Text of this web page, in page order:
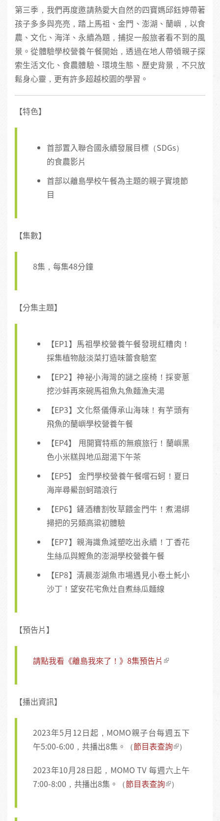
第三季，我們再度邀請熱愛大自然的四寶媽邱鈺婷帶著
孩子多多與亮亮，踏上馬祖、金門、澎湖、蘭嶼，以食
農、文化、海洋、永續為題，捕捉一般旅者看不到的風
景。從體驗學校營養午餐開始，透過在地人帶領親子探
索生活文化、食農體驗、環境生態、歷史背景，不只放
鬆身心靈，更有許多超越校園的學習。
【特色】
首部置入聯合國永續發展目標（SDGs）
的食農影片
首部以離島學校午餐為主題的親子實境節
目
【集數】
8集，每集48分鐘
【分集主題】
【EP1】馬祖學校營養午餐發現紅糟肉！
採集植物敲淡菜打造味蕾食驗室
【EP2】神祕小海灣的謎之座椅！採麥蔥
挖沙蚌再來碗馬祖魚丸魚麵漁夫湯
【EP3】文化祭儀傳承山海味！有芋頭有
飛魚的蘭嶼學校營養午餐
【EP4】 甩開寶特瓶的無痕旅行！蘭嶼黑
色小米糕與地瓜甜湯下午茶
【EP5】 金門學校營養午餐嚐石蚵！夏日
海岸尋鱟剖蚵踏浪行
【EP6】鏟酒糟割牧草餵金門牛！煮湯綁
掃把的另類高粱初體驗
【EP7】親海識魚減塑吃出永續！丁香花
生絲瓜與鰹魚的澎湖學校營養午餐
【EP8】清晨澎湖魚市場遇見小卷土魠小
沙丁！望安花宅魚灶自煮絲瓜麵線
【預告片】
請點我看《離島我來了！》8集預告片
【播出資訊】
2023年5月12日起，MOMO親子台每週五下
午5:00-6:00，共播出8集。（節目表查詢
）
2023年10月28日起，MOMO TV 每週六上午
7:00-8:00，共播出8集。（節目表查詢 ）